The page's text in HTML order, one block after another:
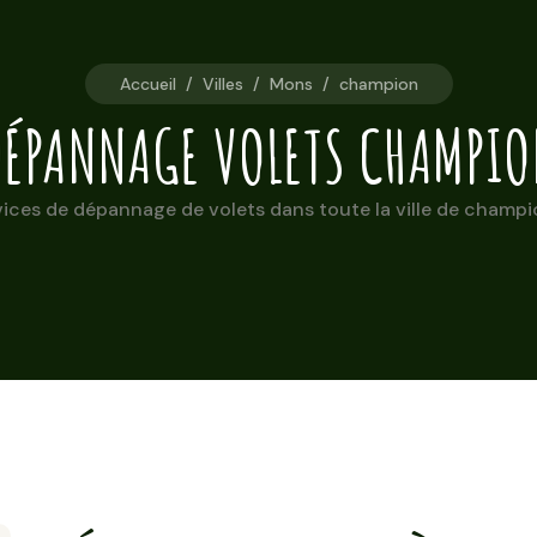
Accueil / Villes / Mons / champion
VOLETS
de dépannage de volets dans toute la ville de